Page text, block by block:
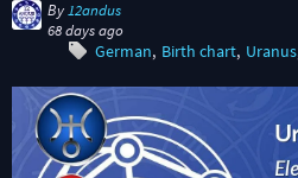
By 12andus
68 days ago
German Birth chart Uranus